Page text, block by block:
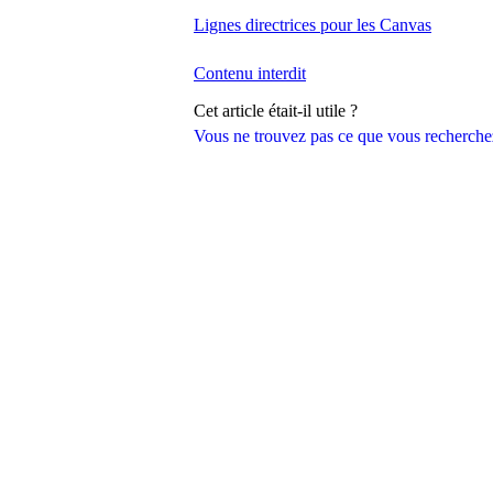
Vous ne trouvez pas ce que vous
Lignes directrices pour les Canvas
Contenu interdit
Cet article était-il utile ?